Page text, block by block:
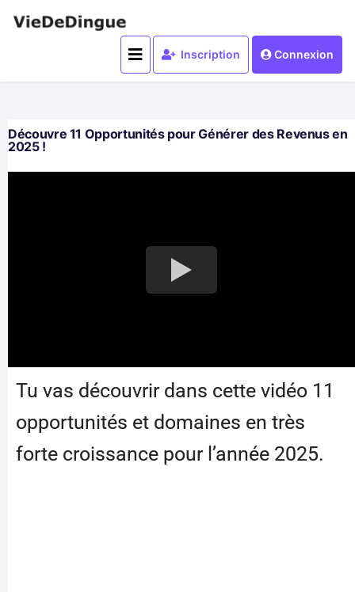
Inscription Connexion
Découvre 11 Opportunités pour Générer des Revenus en
2025 !
Tu vas découvrir dans cette vidéo 11
opportunités et domaines en très
forte croissance pour l’année 2025.